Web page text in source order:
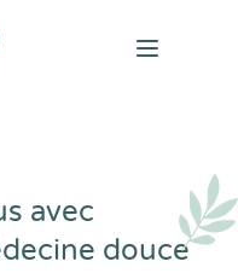
Open
avec
douce